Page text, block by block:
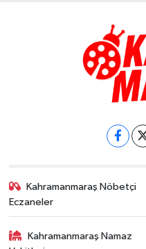
Kahramanmaraş Nöbetçi
Eczaneler
Kahramanmaraş Namaz